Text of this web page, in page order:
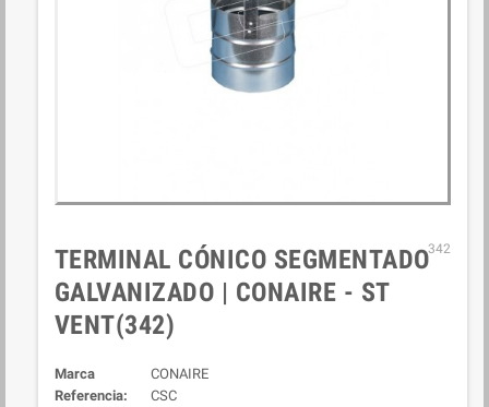
342
TERMINAL CÓNICO SEGMENTADO
GALVANIZADO | CONAIRE - ST
VENT(342)
Marca
CONAIRE
Referencia:
CSC